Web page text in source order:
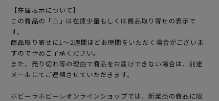
【在庫表示について】
この商品の「△」は在庫少量もしくは商品取り寄せの表示で
す。
商品取り寄せに1～2週間ほどお時間をいただく場合がございま
すので予めご了承ください。
また、売り切れ等の理由で商品をお届けできない場合は、別途
メールにてご連絡させていただきます。
ホビーラホビーレオンラインショップでは、新発売の商品に限